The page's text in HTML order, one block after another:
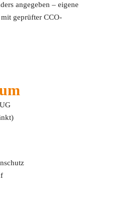
angegeben – eigene
geprüfter CCO-